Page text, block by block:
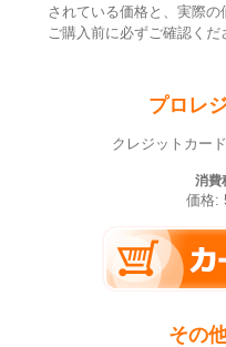
されている価格と、実際の
ご購入前に必ずご確認くだ
プロレ
クレジットカー
消費
価格:
その